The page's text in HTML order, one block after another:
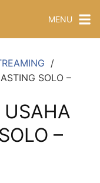
MENU
SOLO –
USAHA
–